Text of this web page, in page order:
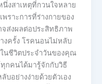
งสาเหตุที่กวนใจหลาย
ราะการที่ร่างกายของ
จส่งผลต่อประสิทธิภาพ
งครั้ง โรคนอนไม่หลับ
นชีวิตประจำวันของคุณ
กคนได้มารู้จักกับวิธี
อย่างง่ายด้วยตัวเอง